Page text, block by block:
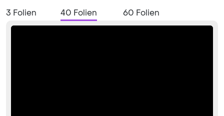
3 Folien 40 Folien 60 Folien